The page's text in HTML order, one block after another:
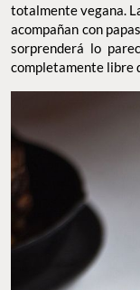
totalmente vegana.
acompañan con
sorprenderá lo
completamente libre